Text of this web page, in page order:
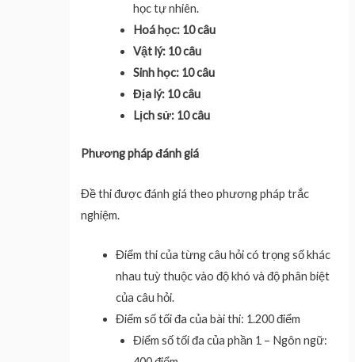
học tự nhiên.
Hoá học: 10 câu
Vật lý: 10 câu
Sinh học: 10 câu
Địa lý: 10 câu
Lịch sử: 10 câu
Phương pháp đánh giá
Đề thi được đánh giá theo phương pháp trắc
nghiệm.
Điểm thi của từng câu hỏi có trọng số khác
nhau tuỳ thuộc vào độ khó và độ phân biệt
của câu hỏi.
Điểm số tối đa của bài thi: 1.200 điểm
Điểm số tối đa của phần 1 – Ngôn ngữ: